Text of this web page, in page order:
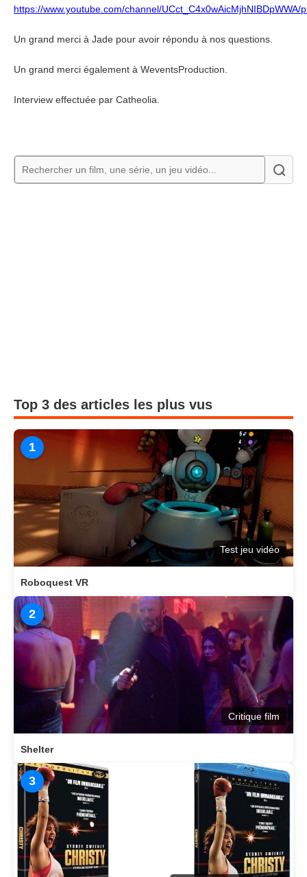
https://www.youtube.com/channel/UCct_C4x0wAicMjhNIBDpWWA/
Un grand merci à Jade pour avoir répondu à nos questions.
Un grand merci également à WeventsProduction.
Interview effectuée par Catheolia.
Top 3 des articles les plus vus
1
Test jeu vidéo
Roboquest VR
2
Critique film
Shelter
3